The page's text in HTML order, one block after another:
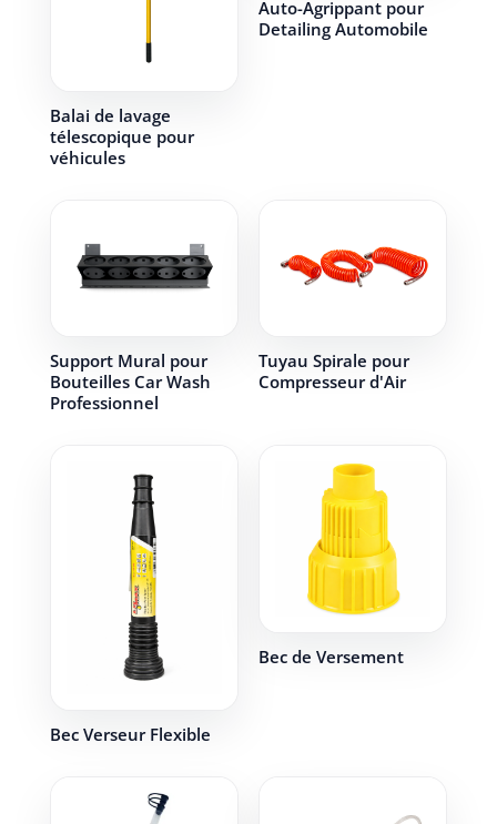
Balai de lavage
télescopique pour
véhicules
Auto-Agrippant pour
Detailing Automobile
Support Mural pour
Bouteilles Car Wash
Professionnel
Tuyau Spirale pour
Compresseur d'Air
Bec Verseur Flexible
Bec de Versement